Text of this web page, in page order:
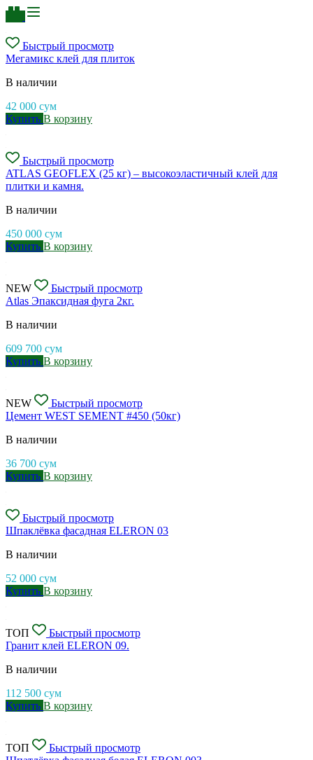
Быстрый просмотр
Мегамикс клей для плиток
В наличии
42 000 сум
Купить В корзину
Быстрый просмотр
ATLAS GEOFLEX (25 кг) – высокоэластичный клей для
плитки и камня.
В наличии
450 000 сум
Купить В корзину
NEW
Быстрый просмотр
Аtlas Эпаксидная фуга 2кг.
В наличии
609 700 сум
Купить В корзину
NEW
Быстрый просмотр
Цемент WEST SEMENT #450 (50кг)
В наличии
36 700 сум
Купить В корзину
Быстрый просмотр
Шпаклёвка фасадная ELERON 03
В наличии
52 000 сум
Купить В корзину
ТОП
Быстрый просмотр
Гранит клей ELERON 09.
В наличии
112 500 сум
Купить В корзину
ТОП
Быстрый просмотр